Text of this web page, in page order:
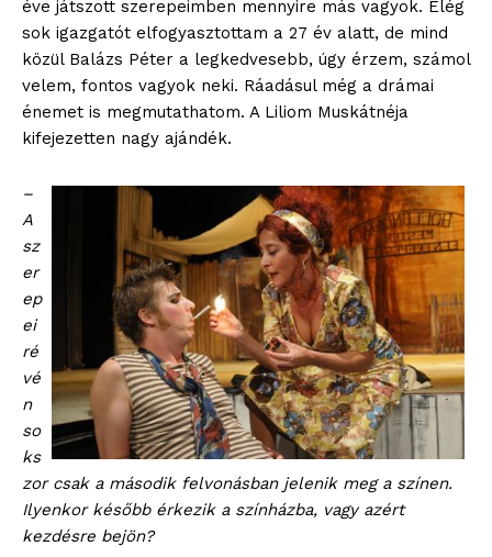
éve játszott szerepeimben mennyire más vagyok. Elég
sok igazgatót elfogyasztottam a 27 év alatt, de mind
közül Balázs Péter a legkedvesebb, úgy érzem, számol
velem, fontos vagyok neki. Ráadásul még a drámai
énemet is megmutathatom. A Liliom Muskátnéja
kifejezetten nagy ajándék.
–
A
sz
er
ep
ei
ré
vé
n
so
ks
zor csak a második felvonásban jelenik meg a színen.
Ilyenkor később érkezik a színházba, vagy azért
kezdésre bejön?